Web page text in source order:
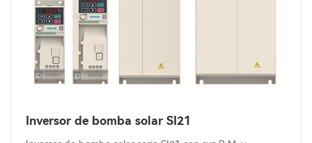
Inversor de bomba solar SI21